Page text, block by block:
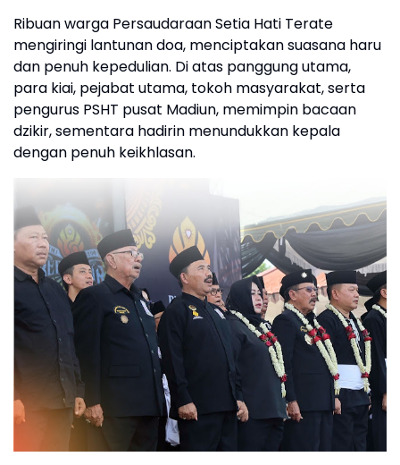
Ribuan warga Persaudaraan Setia Hati Terate
mengiringi lantunan doa, menciptakan suasana haru
dan penuh kepedulian. Di atas panggung utama,
para kiai, pejabat utama, tokoh masyarakat, serta
pengurus PSHT pusat Madiun, memimpin bacaan
dzikir, sementara hadirin menundukkan kepala
dengan penuh keikhlasan.